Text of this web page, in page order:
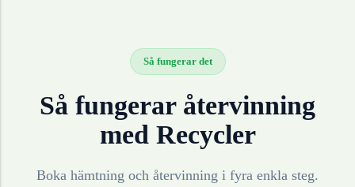
Så fungerar det
Så fungerar återvinning
med Recycler
Boka hämtning och återvinning i fyra enkla steg.